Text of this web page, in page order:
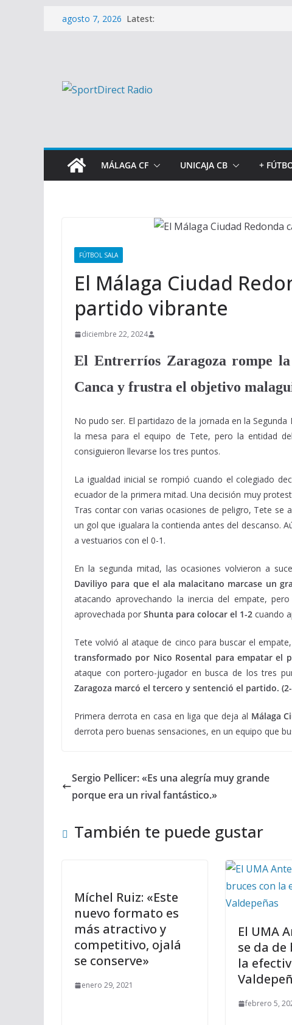
Saltaragosto 7, 2026 Latest:
MÁLAGA CF UNICAJA CB +
FÚTBOL SALA
El Málaga Ciudad
partido vibrante
diciembre 22, 2024
El Entrerríos Zaragoza rompe
Canca y frustra el objetivo
No pudo ser. El partidazo de la jornada en la
la mesa para el equipo de Tete, pero la entidad
consiguieron llevarse los tres puntos.
La igualdad inicial se rompió cuando el colegiado
ecuador de la primera mitad. Una decisión muy
Tras contar con varias ocasiones de peligro, Tete
un gol que igualara la contienda antes del descanso.
a vestuarios con el 0-1.
En la segunda mitad, las ocasiones volvieron a
Daviliyo para que el ala malacitano marcase un
atacando aprovechando la inercia del empate,
aprovechada por Shunta para colocar el 1-2 cuando
Tete volvió al ataque de cinco para buscar el
transformado por Nico Rosental para empatar el
ataque con portero-jugador en busca de los tres
Zaragoza marcó el tercero y sentenció el partido.
Primera derrota en casa en liga que deja al Málaga
derrota pero buenas sensaciones, en un equipo que
Sergio Pellicer: «Es una alegría muy grande
porque era un rival fantástico.»
También te puede gustar
Míchel Ruiz: «Este
nuevo formato es
más atractivo y
competitivo, ojalá
se conserve»
enero 29, 2021
El UMA
se da de
la
febrero 5,